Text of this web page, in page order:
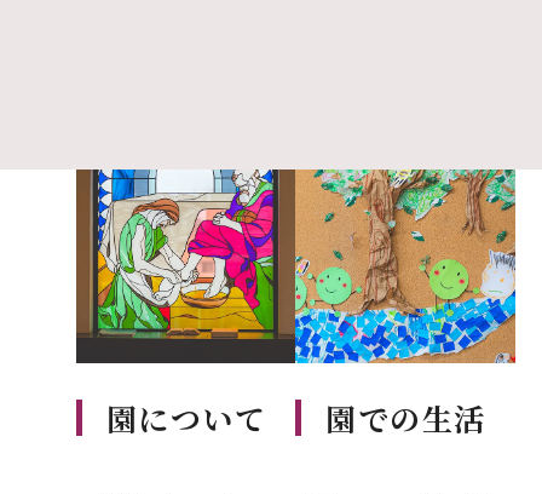
園について 園での生活